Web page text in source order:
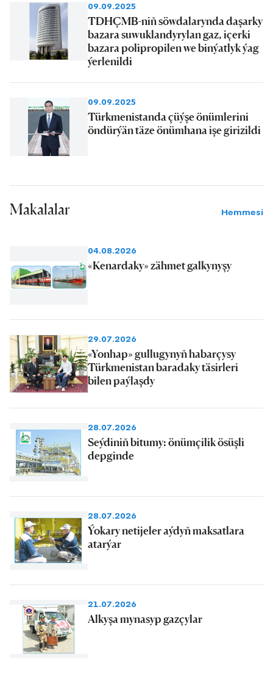
09.09.2025
TDHÇMB-niň söwdalarynda daşarky
bazara suwuklandyrylan gaz, içerki
bazara polipropilen we binýatlyk ýag
ýerlenildi
09.09.2025
Türkmenistanda çüýşe önümlerini
öndürýän täze önümhana işe girizildi
Makalalar Hemmesi
04.08.2026
«Kenardaky» zähmet galkynyşy
29.07.2026
«Yonhap» gullugynyň habarçysy
Türkmenistan baradaky täsirleri
bilen paýlaşdy
28.07.2026
Seýdiniň bitumy: önümçilik ösüşli
depginde
28.07.2026
Ýokary netijeler aýdyň maksatlara
atarýar
21.07.2026
Alkyşa mynasyp gazçylar